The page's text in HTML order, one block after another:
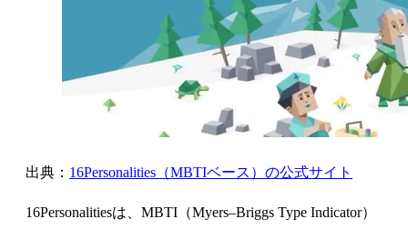
出典： 16Personalities（MBTIベース）の公式サイト
16Personalitiesは、MBTI（Myers–Briggs Type Indicator）